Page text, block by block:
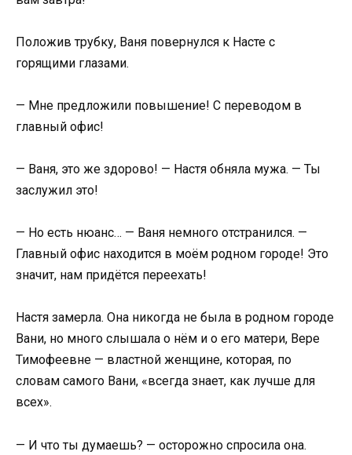
Положив трубку, Ваня повернулся к Насте с
горящими глазами.
— Мне предложили повышение! С переводом в
главный офис!
— Ваня, это же здорово! — Настя обняла мужа. — Ты
заслужил это!
— Но есть нюанс… — Ваня немного отстранился. —
Главный офис находится в моём родном городе! Это
значит, нам придётся переехать!
Настя замерла. Она никогда не была в родном городе
Вани, но много слышала о нём и о его матери, Вере
Тимофеевне — властной женщине, которая, по
словам самого Вани, «всегда знает, как лучше для
всех».
— И что ты думаешь? — осторожно спросила она.